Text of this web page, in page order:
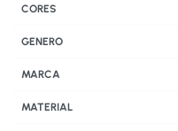
CORES
GENERO
MARCA
MATERIAL